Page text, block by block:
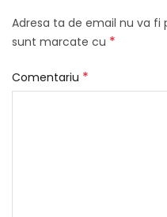
Adresa ta de email nu va fi
sunt marcate cu *
Comentariu *